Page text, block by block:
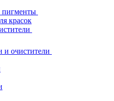
пигменты
красок
и очистители